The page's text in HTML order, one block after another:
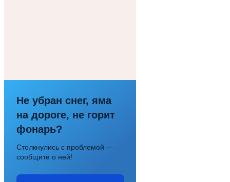
Не убран снег, яма
на дороге, не горит
фонарь?
Столкнулись с проблемой —
сообщите о ней!